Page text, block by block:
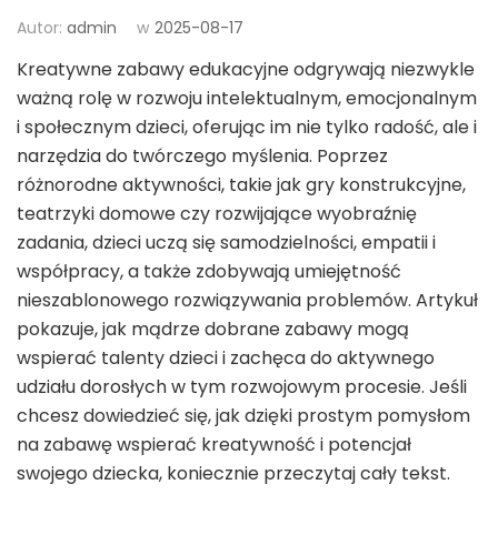
Autor: admin w 2025-08-17
Kreatywne zabawy edukacyjne odgrywają niezwykle
ważną rolę w rozwoju intelektualnym, emocjonalnym
i społecznym dzieci, oferując im nie tylko radość, ale i
narzędzia do twórczego myślenia. Poprzez
różnorodne aktywności, takie jak gry konstrukcyjne,
teatrzyki domowe czy rozwijające wyobraźnię
zadania, dzieci uczą się samodzielności, empatii i
współpracy, a także zdobywają umiejętność
nieszablonowego rozwiązywania problemów. Artykuł
pokazuje, jak mądrze dobrane zabawy mogą
wspierać talenty dzieci i zachęca do aktywnego
udziału dorosłych w tym rozwojowym procesie. Jeśli
chcesz dowiedzieć się, jak dzięki prostym pomysłom
na zabawę wspierać kreatywność i potencjał
swojego dziecka, koniecznie przeczytaj cały tekst.